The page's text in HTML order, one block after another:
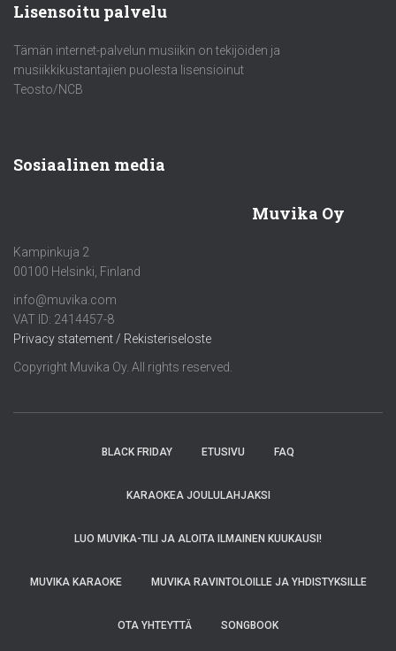
Lisensoitu palvelu
Tämän internet-palvelun musiikin on tekijöiden ja
musiikkikustantajien puolesta lisensioinut
Teosto/NCB
Sosiaalinen media
Muvika Oy
Kampinkuja 2
00100 Helsinki, Finland
info@muvika.com
VAT ID: 2414457-8
Privacy statement / Rekisteriseloste
Copyright Muvika Oy. All rights reserved.
BLACK FRIDAY ETUSIVU FAQ
KARAOKEA JOULULAHJAKSI
LUO MUVIKA-TILI JA ALOITA ILMAINEN KUUKAUSI!
MUVIKA KARAOKE MUVIKA RAVINTOLOILLE JA YHDISTYKSILLE
OTA YHTEYTTÄ SONGBOOK